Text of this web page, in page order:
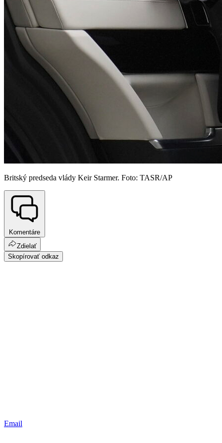
Britský predseda vlády Keir Starmer. Foto: TASR/AP
Komentáre
Zdielať
Skopírovať odkaz
Email